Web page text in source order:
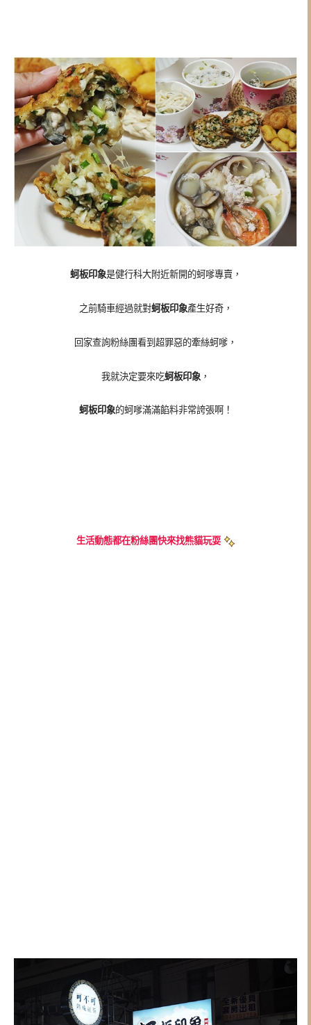
蚵板印象是健行科大附近新開的蚵嗲專賣，
之前騎車經過就對蚵板印象產生好奇，
回家查詢粉絲團看到超罪惡的牽絲蚵嗲，
我就決定要來吃蚵板印象 ，
蚵板印象的蚵嗲滿滿餡料非常誇張啊！
生活動態都在粉絲團快來找熊貓玩耍